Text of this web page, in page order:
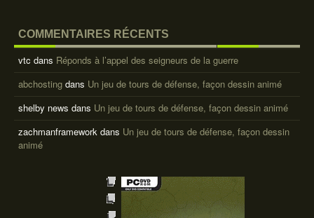
COMMENTAIRES RÉCENTS
vtc dans Réponds à l’appel des seigneurs de la guerre
abchosting dans Un jeu de tours de défense, façon dessin animé
shelby news dans Un jeu de tours de défense, façon dessin animé
zachmanframework dans Un jeu de tours de défense, façon dessin
animé